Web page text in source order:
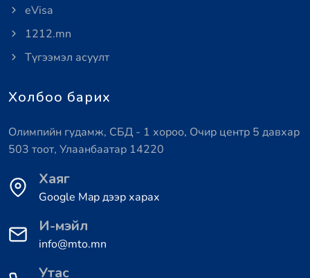
eVisa
1212.mn
Түгээмэл асуулт
Холбоо барих
Олимпийн гудамж, СБД - 1 хороо, Очир центр 5 давхар
503 тоот, Улаанбаатар 14220
Хаяг
Google Map дээр харах
И-мэйл
info@mto.mn
Утас